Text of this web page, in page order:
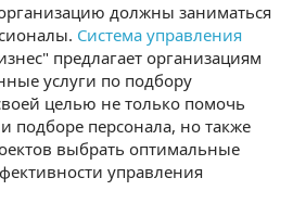
должны заниматься
Система управления
предлагает организациям
услуги по подбору
целью не только помочь
подборе персонала, но также
выбрать оптимальные
управления